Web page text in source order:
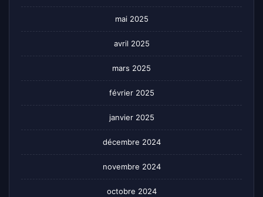
mai 2025
avril 2025
mars 2025
février 2025
janvier 2025
décembre 2024
novembre 2024
octobre 2024